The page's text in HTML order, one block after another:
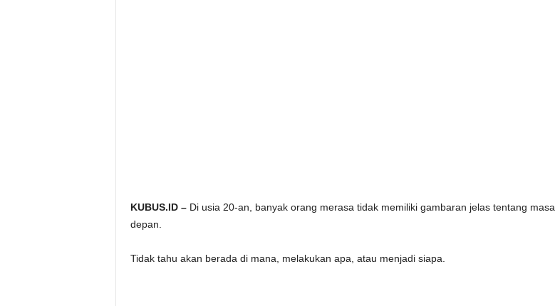
KUBUS.ID – Di usia 20-an, banyak orang merasa tidak memiliki gambaran jelas tentang masa
depan.
Tidak tahu akan berada di mana, melakukan apa, atau menjadi siapa.